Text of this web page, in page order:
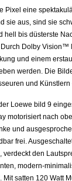
Pixel eine
sie aus, sind sie
hell bis düsterste
Dolby Vision™
und einem
werden. Die
und
Loewe bild 9
motorisiert nach
und
frei.
verdeckt den
modern-
Mit satten 120 Watt